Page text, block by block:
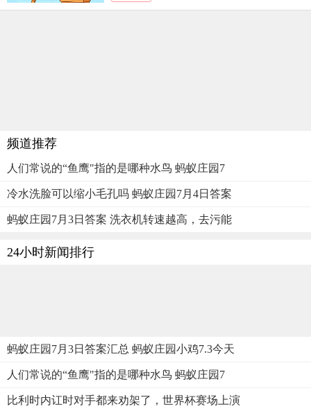
频道推荐
人们常说的“鱼鹰"指的是哪种水鸟 蚂蚁庄园7
冷水洗脸可以缩小毛孔吗 蚂蚁庄园7月4日答案
蚂蚁庄园7月3日答案 洗衣机转速越高，去污能
24小时新闻排行
蚂蚁庄园7月3日答案汇总 蚂蚁庄园小鸡7.3今天
人们常说的“鱼鹰"指的是哪种水鸟 蚂蚁庄园7
比利时内讧时对手都来劝架了，世界杯赛场上演